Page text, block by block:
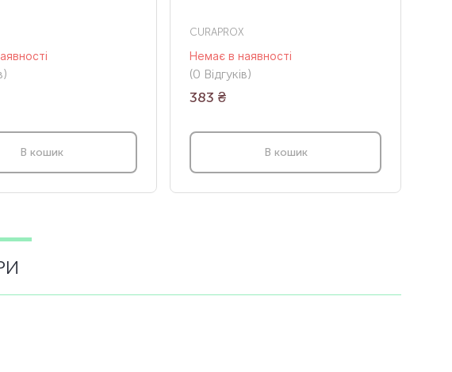
)
В кошик
CURAPROX
Немає в наявності
(0 Відгуків)
383 ₴
В кошик